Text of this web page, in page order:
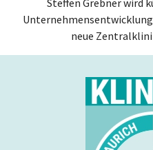
Steffen Grebner wird
neue